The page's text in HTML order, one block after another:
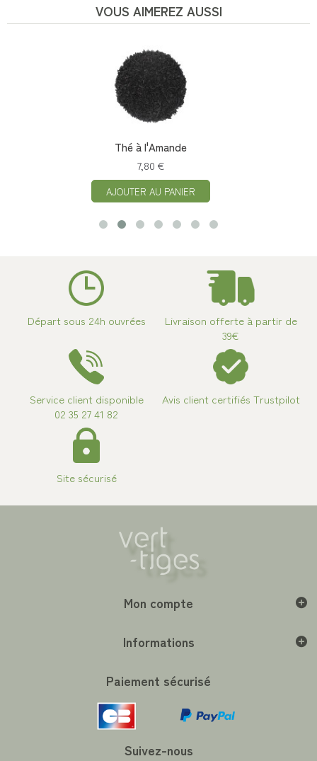
VOUS AIMEREZ AUSSI
Thé à l'Amande
AJOUTER AU PANIER
Départ sous 24h ouvrées
Livraison offerte à partir de
39€
Service client disponible
02 35 27 41 82
Avis client certifiés Trustpilot
Site sécurisé
Mon compte
Informations
Paiement sécurisé
Suivez-nous